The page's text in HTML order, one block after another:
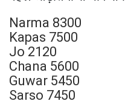
Narma 8300
Kapas 7500
Jo 2120
Chana 5600
Guwar 5450
Sarso 7450